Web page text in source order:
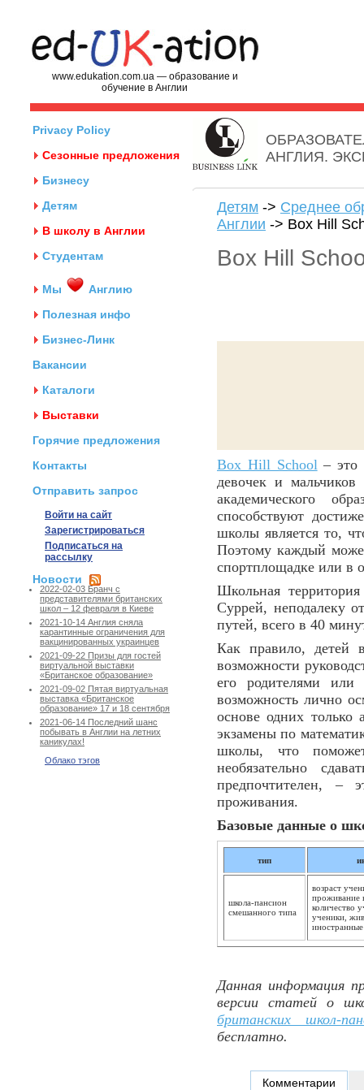
www.edukation.com.ua — образование и
обучение в Англии
Privacy Policy
Сезонные предложения
Бизнесу
Детям
В школу в Англии
Студентам
Мы
Англию
Полезная инфо
Бизнес-Линк
Вакансии
Каталоги
Выставки
Горячие предложения
Контакты
Отправить запрос
Войти на сайт
Зарегистрироваться
Подписаться на
рассылку
Новости
2022-02-03 Бранч с
представителями британских
школ – 12 февраля в Киеве
2021-10-14 Англия сняла
карантинные ограничения для
вакцинированных украинцев
2021-09-22 Призы для гостей
виртуальной выставки
«Британское образование»
2021-09-02 Пятая виртуальная
выставка «Британское
образование» 17 и 18 сентября
2021-06-14 Последний шанс
побывать в Англии на летних
каникулах!
Облако тэгов
АНГЛИЯ.
Детям -> Среднее
Англии -> Box Hill
Box Hill
Box Hill School– это
девочек и
академического
способствуют
школы является то,
Поэтому каждый
спортплощадке или
Школьная
Суррей, неподалеку
путей, всего в 40
Как правило,
возможности
его родителями
возможность лично
основе одних только
экзамены по
школы, что
необязательно
предпочтителен, –
проживания.
Базовые данные о
тип
школа-пансион
смешанного типа
возраст
проживание
количество
ученики,
Данная информация
версии статей о
британских школ-
бесплатно.
Комментарии